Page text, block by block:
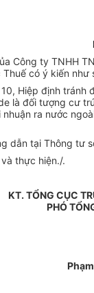
Công ty TNHH
có ý kiến như
Hiệp định
là đối tượng cư
ra nước
dẫn tại Thông tư
thực hiện./.
KT. TỔNG CỤC
PHÓ